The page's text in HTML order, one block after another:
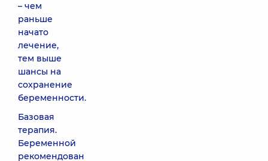
– чем
раньше
начато
лечение,
тем выше
шансы на
сохранение
беременности.
Базовая
терапия.
Беременной
рекомендован